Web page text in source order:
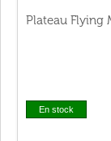
Plateau Flying
En stock